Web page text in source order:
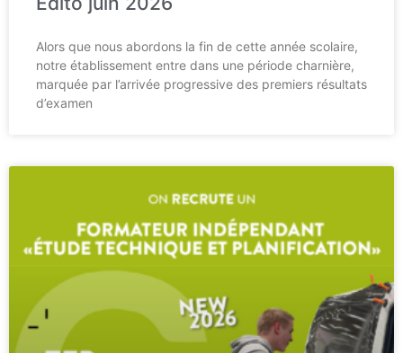
Alors que nous abordons la fin de cette année scolaire,
notre établissement entre dans une période charnière,
marquée par l’arrivée progressive des premiers résultats
d’examen